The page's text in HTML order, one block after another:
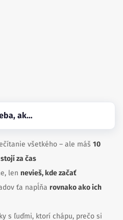
ak…
všetkého – ale máš 10
stojí za čas
len nevieš, kde začať
ťa napĺňa rovnako ako ich
s ľuďmi, ktorí chápu, prečo si